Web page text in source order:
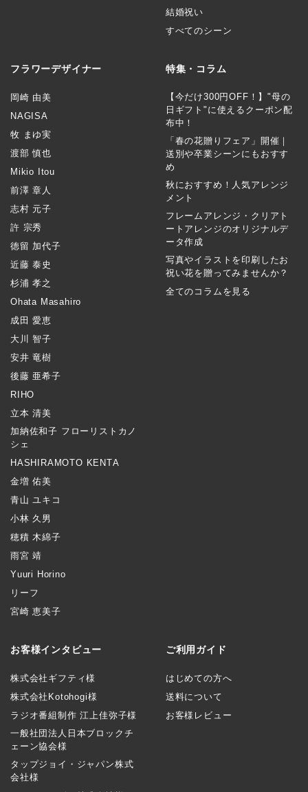
結婚祝い
すべてのシーン
フラワーデザイナー
岡崎 由美
NAGISA
牧 まゆ実
渡部 慎也
Mikio Itou
前澤 章人
志村 元子
許 宗秀
徳留 加代子
近藤 泰史
杉浦 孝之
Ohata Masahiro
成田 愛恵
大川 智子
安井 竜樹
後藤 亜希子
RIHO
立本 清美
加納佐和子 フローリストカノ
シェ
HASHIRAMOTO KENTA
金増 佑美
青山 ユキコ
小林 久男
穂積 木綿子
雨宮 靖
Yuuri Horino
リーフ
宮崎 恵美子
特集・コラム
【今だけ300円OFF！】"母の
日ギフト"に使えるクーポン配
布中！
「春の花贈りフェア」開催｜
送別や卒業シーンにもおすす
め
秋におすすめ！人気アレンジ
メント
フレームアレンジ・クリアト
ートアレンジのオリジナルデ
ータ作成
写真やイラストを印刷したお
祝い花を贈ってみませんか？
全てのコラムを見る
お客様インタビュー
株式会社ギフティ様
株式会社Kotohogi様
ラジオ番組制作 江上佳弥子様
一般社団法人日本ブロックチ
ェーン協会様
タップジョイ・ジャパン株式
会社様
ご利用ガイド
はじめての方へ
送料について
お客様レビュー